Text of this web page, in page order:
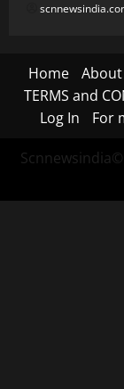
Home
TERMS and
Log In
For